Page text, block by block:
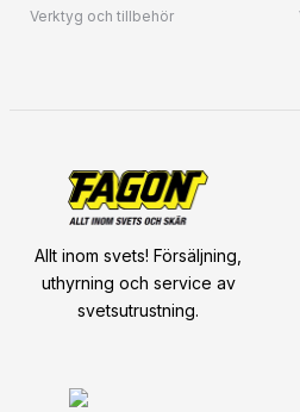
Verktyg och tillbehör
Allt inom svets! Försäljning,
uthyrning och service av
svetsutrustning.